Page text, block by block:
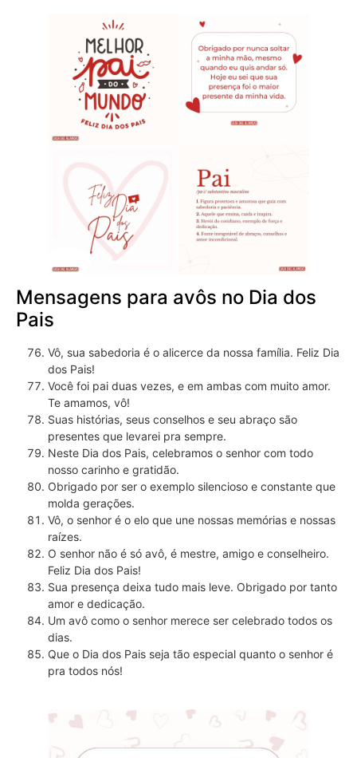
Mensagens para avôs no Dia dos
Pais
Vô, sua sabedoria é o alicerce da nossa família. Feliz Dia
dos Pais!
Você foi pai duas vezes, e em ambas com muito amor.
Te amamos, vô!
Suas histórias, seus conselhos e seu abraço são
presentes que levarei pra sempre.
Neste Dia dos Pais, celebramos o senhor com todo
nosso carinho e gratidão.
Obrigado por ser o exemplo silencioso e constante que
molda gerações.
Vô, o senhor é o elo que une nossas memórias e nossas
raízes.
O senhor não é só avô, é mestre, amigo e conselheiro.
Feliz Dia dos Pais!
Sua presença deixa tudo mais leve. Obrigado por tanto
amor e dedicação.
Um avô como o senhor merece ser celebrado todos os
dias.
Que o Dia dos Pais seja tão especial quanto o senhor é
pra todos nós!